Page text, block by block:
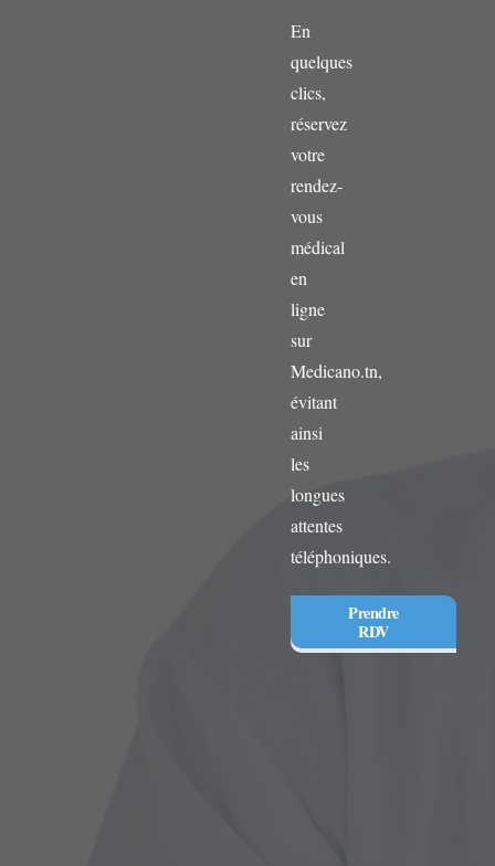
En
quelques
clics,
réservez
votre
rendez-
vous
médical
en
ligne
sur
Medicano.tn,
évitant
ainsi
les
longues
attentes
téléphoniques.
Prendre
RDV